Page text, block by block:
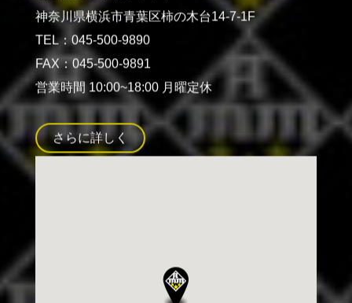
神奈川県横浜市青葉区柿の木台14-7-1F
TEL：045-500-9890
FAX：045-500-9891
営業時間 10:00~18:00 月曜定休
さらに詳しく